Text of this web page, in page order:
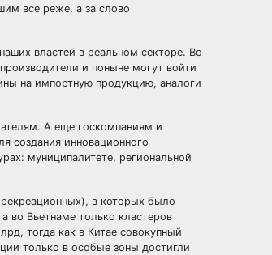
все реже, а за слово
властей в реальном секторе. Во
и поныне могут войти
на импортную продукцию, аналоги
А еще госкомпаниям и
создания инновационного
муниципалитете, региональной
в которых было
во Вьетнаме только кластеров
тогда как в Китае совокупный
только в особые зоны достигли